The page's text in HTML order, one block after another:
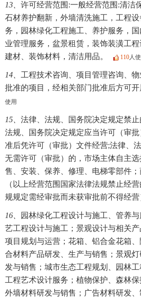
13、 许可经营范围:一般经营范围:清洁
石材养护翻新，外墙清洗施工，工程
务，园林绿化工程施工、养护服务，
业管理服务，盆景租赁，装饰装潢工程
建材、装饰材料，清洁用品。
110人
14、 工程技术咨询、项目管理咨询、
批准的项目，经相关部门批准后方可开
使用
15、 法律、法规、国务院决定规定禁止
法规、国务院决定规定应当许可（审
准后凭许可（审批）文件经营;法律、
无需许可（审批）的，市场主体自主
售、安装、保养、修理、电梯零部件
（以上经营范围国家法律法规禁止经
规规定需经审批而未获审批前不得经营
16、
园林绿化工程设计与施工、管养
艺工程设计与施工；景观设计与相关
项目规划与运营；花箱、铝合金花箱
合材料产品研发、生产与销售；景观
发与销售；城市生态工程规划、园林
工程艺术设计服务；植物保护、森林保
外墙材料研发与销售；广告材料研发